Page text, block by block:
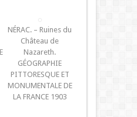
NÉRAC. – Ruines du
Château de
Nazareth.
GÉOGRAPHIE
PITTORESQUE ET
MONUMENTALE DE
LA FRANCE 1903